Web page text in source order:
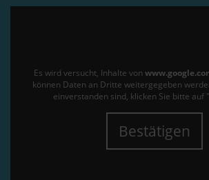
Es wird versucht, Inhalte von
können Daten an Dritte weitergegeben
einverstanden sind, klicken Sie bitte auf
Bestätigen